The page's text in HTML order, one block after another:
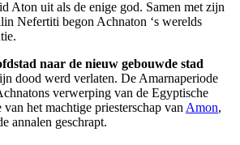
Aton uit als de enige god. Samen met zijn
Nefertiti begon Achnaton ‘s werelds
naar de nieuw gebouwde stad
dood werd verlaten. De Amarnaperiode
verwerping van de Egyptische
het machtige priesterschap van Amon,
annalen geschrapt.